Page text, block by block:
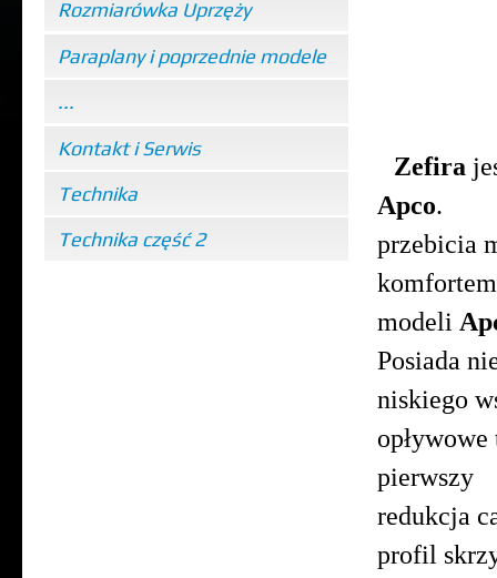
Rozmiarówka Uprzęży
Paraplany i poprzednie modele
...
Kontakt i Serwis
Technika
Technika część 2
Zefira
Apco.
przebicia
modeli
Posiada
niskiego
opływowe
redukcja
profil